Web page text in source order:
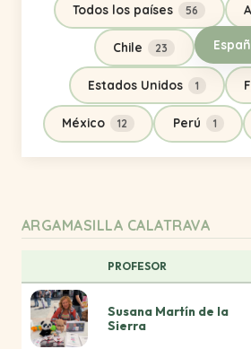
Todos los países 56
Chile 23
Estados Unidos 1
México 12 Perú 1
ARGAMASILLA CALATRAVA
PROFESOR
Susana Martín de la
Sierra